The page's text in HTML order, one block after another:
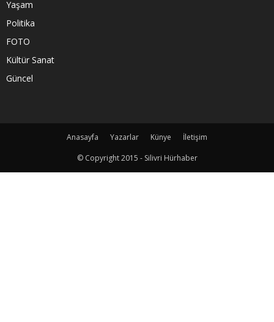
Yaşam
Politika
FOTO
Kültür Sanat
Güncel
Anasayfa Yazarlar Künye
İletişim
© Copyright 2015 - Silivri Hürhaber